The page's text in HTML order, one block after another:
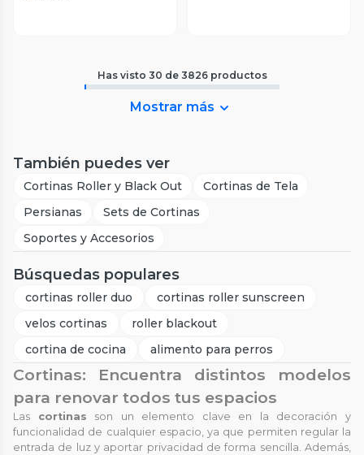
Has visto 30 de 3826 productos
Mostrar más
También puedes ver
Cortinas Roller y Black Out
Cortinas de Tela
Persianas
Sets de Cortinas
Soportes y Accesorios
Búsquedas populares
cortinas roller duo
cortinas roller sunscreen
velos cortinas
roller blackout
cortina de cocina
alimento para perros
Cortinas: Encuentra distintos modelos
para renovar todos tus espacios
Las cortinas son un elemento clave en la decoración y
funcionalidad de cualquier espacio, ya que permiten regular la
entrada de luz y aportar privacidad de forma sencilla. Además,